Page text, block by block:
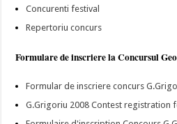
Concurenti festival
Repertoriu concurs
Formulare de inscriere la Concursul
Formular de inscriere concurs
G.Grigoriu 2008 Contest registration